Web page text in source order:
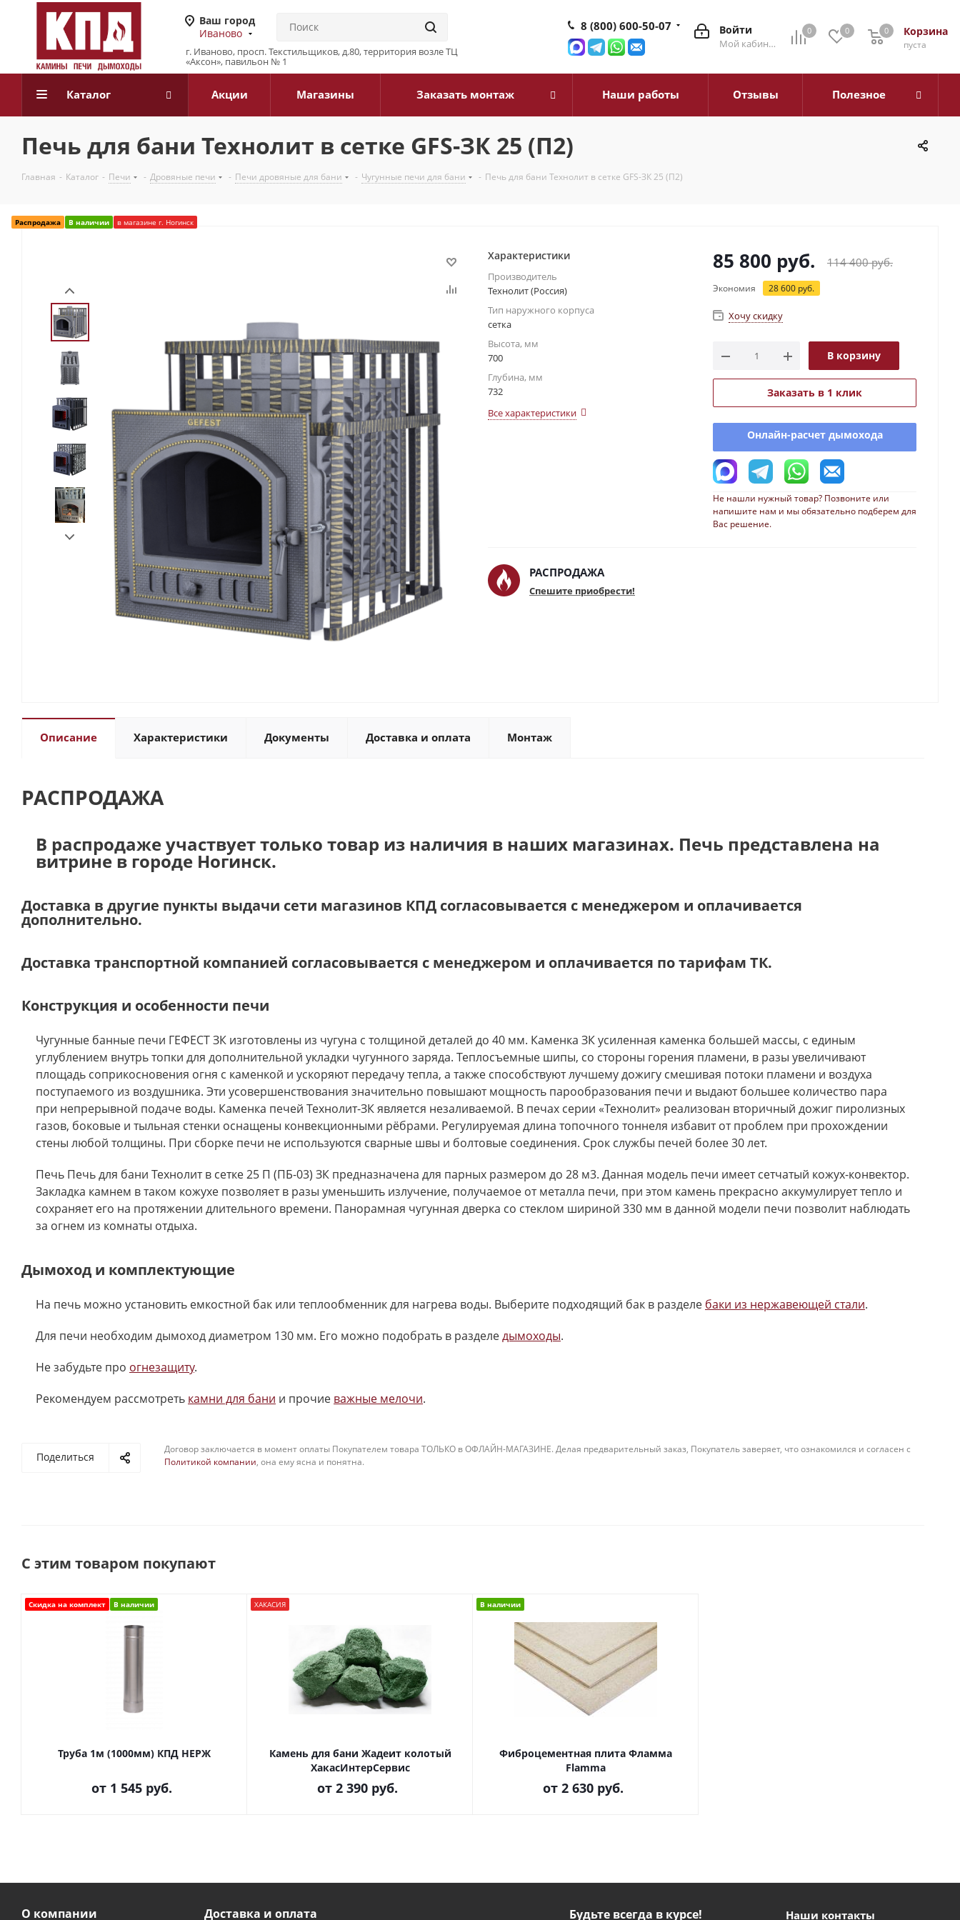
Ваш город
Иваново
г. Иваново, просп. Текстильщиков, д.80, территория возле ТЦ
«Аксон», павильон № 1
0 0 Корзина
0
пуста
0
Войти
Мой кабинет
8 (800) 600-50-07
Каталог Акции Магазины Заказать монтаж Наши работы Отзывы Полезное
Печь для бани Технолит в сетке GFS-ЗК 25 (П2)
Главная - Каталог - Печи - Дровяные печи - Печи дровяные для бани - Чугунные печи для бани - Печь для бани Технолит в сетке GFS-ЗК 25 (П2)
Распродажа В наличии в магазине г. Ногинск
Характеристики
Производитель
Технолит (Россия)
Тип наружного корпуса
сетка
Высота, мм
700
Глубина, мм
732
Все характеристики
85 800 руб. 114 400руб.
Экономия 28 600 руб.
Хочу скидку
В корзину
Заказать в 1 клик
Онлайн-расчет дымохода
Не нашли нужный товар? Позвоните или
напишите нам и мы обязательно подберем для
Вас решение.
РАСПРОДАЖА
Спешите приобрести!
Описание Характеристики Документы Доставка и оплата Монтаж
РАСПРОДАЖА
В распродаже участвует только товар из наличия в наших магазинах. Печь представлена на
витрине в городе Ногинск.
Доставка в другие пункты выдачи сети магазинов КПД согласовывается с менеджером и оплачивается
дополнительно.
Доставка транспортной компанией согласовывается с менеджером и оплачивается по тарифам ТК.
Конструкция и особенности печи
Чугунные банные печи ГЕФЕСТ ЗК изготовлены из чугуна с толщиной деталей до 40 мм. Каменка ЗК усиленная каменка большей массы, с единым
углублением внутрь топки для дополнительной укладки чугунного заряда. Теплосъемные шипы, со стороны горения пламени, в разы увеличивают
площадь соприкосновения огня с каменкой и ускоряют передачу тепла, а также способствуют лучшему дожигу смешивая потоки пламени и воздуха
поступаемого из воздушника. Эти усовершенствования значительно повышают мощность парообразования печи и выдают большее количество пара
при непрерывной подаче воды. Каменка печей Технолит-ЗК является незаливаемой. В печах серии «Технолит» реализован вторичный дожиг пиролизных
газов, боковые и тыльная стенки оснащены конвекционными рёбрами. Регулируемая длина топочного тоннеля избавит от проблем при прохождении
стены любой толщины. При сборке печи не используются сварные швы и болтовые соединения. Срок службы печей более 30 лет.
Печь Печь для бани Технолит в сетке 25 П (ПБ-03) ЗК предназначена для парных размером до 28 м3. Данная модель печи имеет сетчатый кожух-конвектор.
Закладка камнем в таком кожухе позволяет в разы уменьшить излучение, получаемое от металла печи, при этом камень прекрасно аккумулирует тепло и
сохраняет его на протяжении длительного времени. Панорамная чугунная дверка со стеклом шириной 330 мм в данной модели печи позволит наблюдать
за огнем из комнаты отдыха.
Дымоход и комплектующие
На печь можно установить емкостной бак или теплообменник для нагрева воды. Выберите подходящий бак в разделе баки из нержавеющей стали.
Для печи необходим дымоход диаметром 130 мм. Его можно подобрать в разделедымоходы.
Не забудьте про огнезащиту.
Рекомендуем рассмотреть камни для бани и прочие важные мелочи.
Поделиться
Договор заключается в момент оплаты Покупателем товара ТОЛЬКО в ОФЛАЙН-МАГАЗИНЕ. Делая предварительный заказ, Покупатель заверяет, что ознакомился и согласен с
Политикой компании, она ему ясна и понятна.
С этим товаром покупают
Скидка на комплект В наличии
Труба 1м (1000мм) КПД НЕРЖ
от 1 545 руб.
ХАКАСИЯ
Камень для бани Жадеит колотый
ХакасИнтерСервис
от 2 390 руб.
В наличии
Фиброцементная плита Фламма
Flamma
от 2 630 руб.
О компании Доставка и оплата Будьте всегда в курсе! Наши контакты